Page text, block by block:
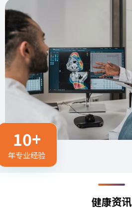
10+
年专业经验
健康资讯